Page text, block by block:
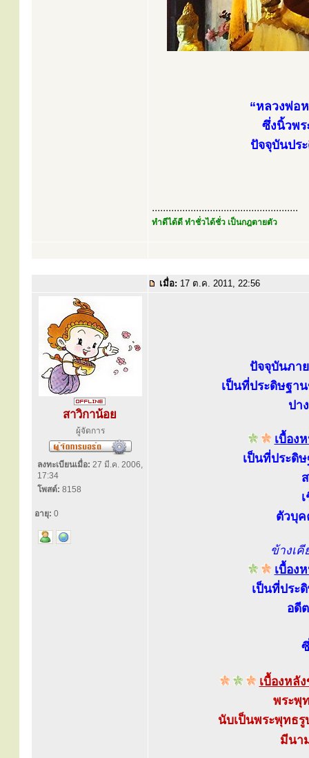
“หลวงพ่อ
ซึ่งนิ้วพร
ปัจจุบันปร
.....................................................
ทำดีได้ดี ทำชั่วได้ชั่ว เป็นกฎตายตัว
เมื่อ: 17 ต.ค. 2011, 22:56
สาวิกาน้อย
ผู้จัดการ
ลงทะเบียนเมื่อ: 27 มี.ค. 2006,
17:34
โพสต์: 8158
อายุ: 0
ปัจจุบันภา
เป็นที่ประดิษฐา
ปา
เบื้อง
เป็นที่ประดิ
ตัวบุค
ข้างเ
เบื้อง
เป็นที่ประ
อดี
เบื้องหลั
พระพุ
นับเป็นพระพุทธ
มีนา